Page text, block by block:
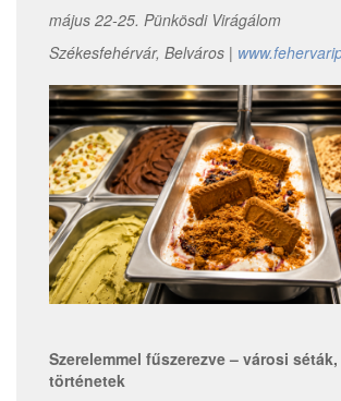
május 22-25. Pünkösdi Virágálom
Székesfehérvár, Belváros |
Szerelemmel fűszerezve – városi
történetek